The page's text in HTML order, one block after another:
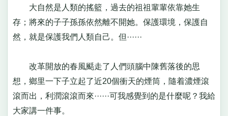
大自然是人類的搖籃，過去的祖祖輩輩依靠她生
存；將來的子子孫孫依然離不開她。保護環境，保護自
然，就是保護我們人類自己。但······
改革開放的春風颳走了人們頭腦中陳舊落後的思
想，鄉里一下子立起了近20個衝天的煙筒，隨着濃煙滾
滾而出，利潤滾滾而來······可我感覺到的是什麼呢？我給
大家講一件事。